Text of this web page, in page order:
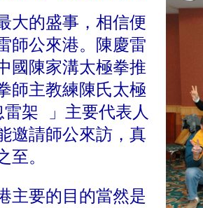
大的盛事，相信便
師公來港。陳慶雷
國陳家溝太極拳推
師主教練陳氏太極
架 」主要代表人
邀請師公來訪，真
至。
主要的目的當然是